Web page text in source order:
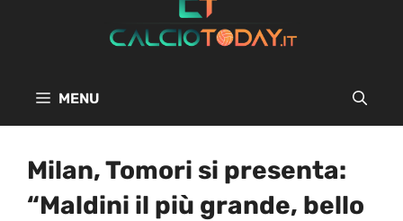
MENU
Milan, Tomori si presenta:
“Maldini il più grande, bello